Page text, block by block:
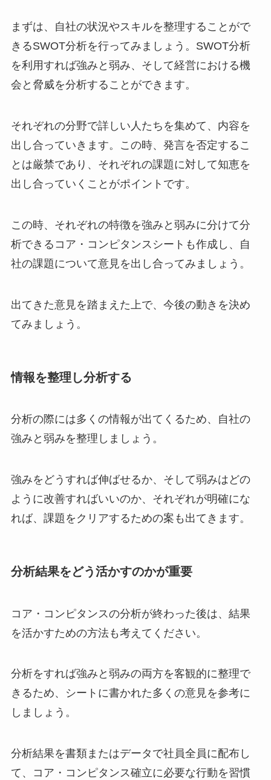
まずは、自社の状況やスキルを整理することがで
きるSWOT分析を行ってみましょう。SWOT分析
を利用すれば強みと弱み、そして経営における機
会と脅威を分析することができます。
それぞれの分野で詳しい人たちを集めて、内容を
出し合っていきます。この時、発言を否定するこ
とは厳禁であり、それぞれの課題に対して知恵を
出し合っていくことがポイントです。
この時、それぞれの特徴を強みと弱みに分けて分
析できるコア・コンピタンスシートも作成し、自
社の課題について意見を出し合ってみましょう。
出てきた意見を踏まえた上で、今後の動きを決め
てみましょう。
情報を整理し分析する
分析の際には多くの情報が出てくるため、自社の
強みと弱みを整理しましょう。
強みをどうすれば伸ばせるか、そして弱みはどの
ように改善すればいいのか、それぞれが明確にな
れば、課題をクリアするための案も出てきます。
分析結果をどう活かすのかが重要
コア・コンピタンスの分析が終わった後は、結果
を活かすための方法も考えてください。
分析をすれば強みと弱みの両方を客観的に整理で
きるため、シートに書かれた多くの意見を参考に
しましょう。
分析結果を書類またはデータで社員全員に配布し
て、コア・コンピタンス確立に必要な行動を習慣